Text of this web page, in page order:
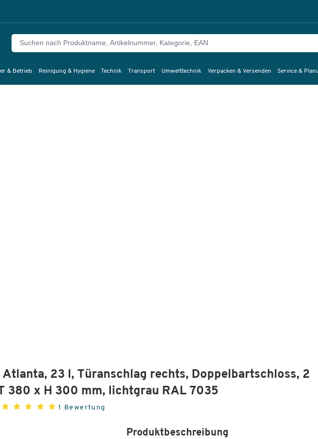
& Betrieb Reinigung & Hygiene Technik Transport Umwelttechnik Verpacken & Versenden Service &
23 l, Türanschlag rechts, Doppelbartschloss, 2
380 x H 300 mm, lichtgrau RAL 7035
1 Bewertung
Produktbeschreibung